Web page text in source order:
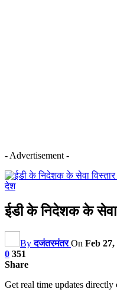
- Advertisement -
देश
ईडी के निदेशक के सेवा
Byदजंतरमंतर On Feb 27,
0 351
Share
Get real time updates